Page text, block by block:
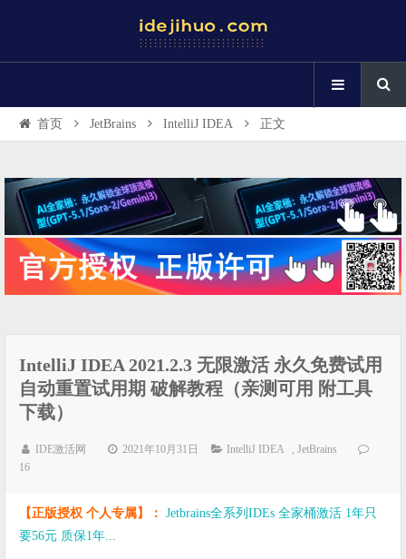
首页 JetBrains IntelliJ IDEA 正文
IntelliJ IDEA 2021.2.3 无限激活 永久免费试用
自动重置试用期 破解教程（亲测可用 附工具
下载）
IDE激活网 2021年10月31日 IntelliJ IDEA ,JetBrains
16
【正版授权 个人专属】： Jetbrains全系列IDEs 全家桶激活 1年只
要56元 质保1年...